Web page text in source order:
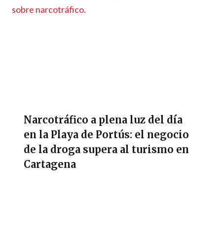
Narcotráfico a plena luz del día
en la Playa de Portús: el negocio
de la droga supera al turismo en
Cartagena